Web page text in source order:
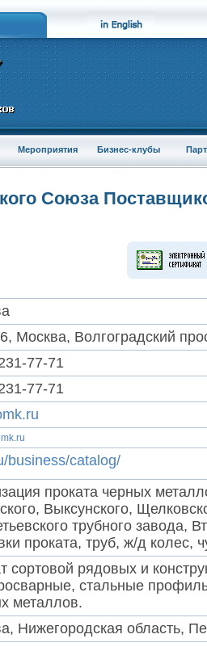
Мероприятия Бизнес-клубы
Союза
Москва, Волгоградский
77-71
77-71
business/catalog/
проката черных
Выксунского,
трубного завода,
проката, труб, ж/д колес,
сортовой рядовых и
стальные
металлов.
Нижегородская область,